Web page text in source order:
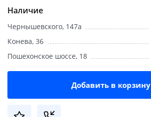
Наличие
Чернышевского, 147а
Конева, 36
Пошехонское шоссе, 18
Добавить в корзину
Оставшиеся
по25%каждые 2 недели
об оплате Плайтом